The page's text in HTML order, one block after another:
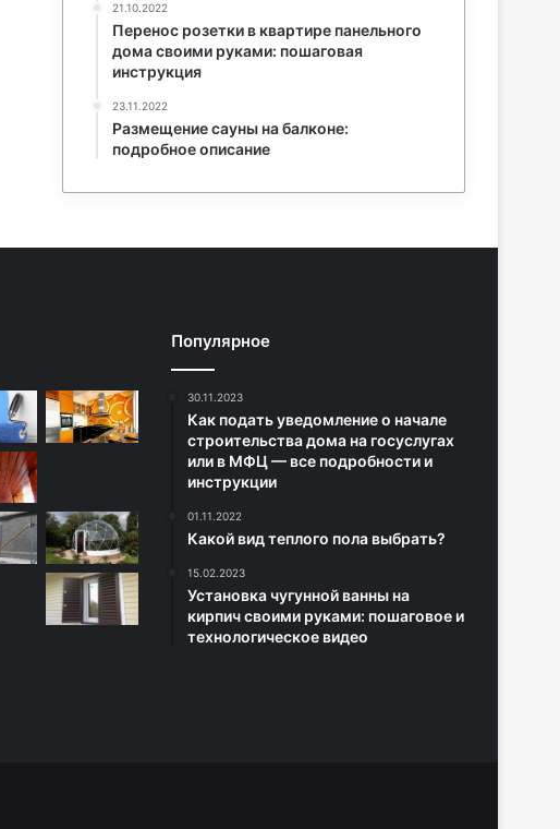
21.10.2022
Перенос розетки в квартире панельного
дома своими руками: пошаговая
инструкция
23.11.2022
Размещение сауны на балконе:
подробное описание
Популярное
30.11.2023
Как подать уведомление о начале
строительства дома на госуслугах
или в МФЦ — все подробности и
инструкции
01.11.2022
Какой вид теплого пола выбрать?
15.02.2023
Установка чугунной ванны на
кирпич своими руками: пошаговое и
технологическое видео